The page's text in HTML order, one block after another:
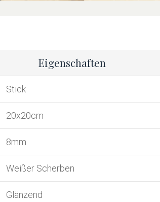
Eigenschaften
Stick
20x20cm
8mm
Weißer Scherben
Glänzend